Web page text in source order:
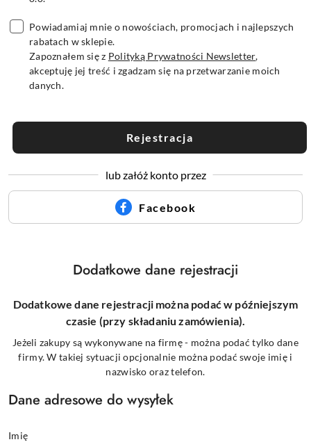
Powiadamiaj mnie o nowościach, promocjach i najlepszych
rabatach w sklepie.
Zapoznałem się z Polityką Prywatności Newsletter,
akceptuję jej treść i zgadzam się na przetwarzanie moich
danych.
Rejestracja
lub załóż konto przez
Facebook
Dodatkowe dane rejestracji
Dodatkowe dane rejestracji można podać w późniejszym
czasie (przy składaniu zamówienia).
Jeżeli zakupy są wykonywane na firmę - można podać tylko dane
firmy. W takiej sytuacji opcjonalnie można podać swoje imię i
nazwisko oraz telefon.
Dane adresowe do wysyłek
Imię